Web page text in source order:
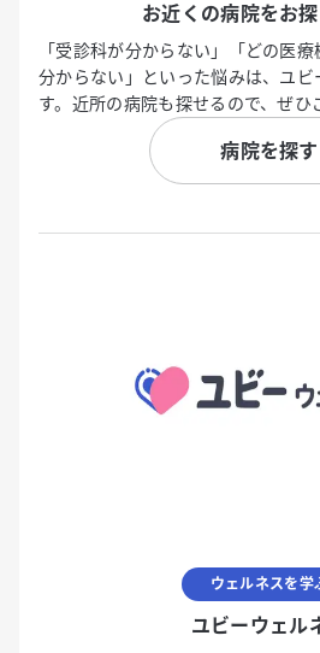
お近くの病院をお
「受診科が分からない」「どの医
分からない」といった悩みは、ユ
す。近所の病院も探せるので、ぜひ
病院を探す
ウェルネスを学
ユビーウェル